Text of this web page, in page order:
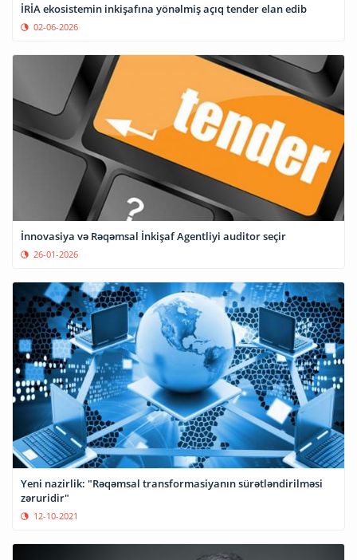
İRİA ekosistemin inkişafına yönəlmiş açıq tender elan edib
02-06-2026
İnnovasiya və Rəqəmsal İnkişaf Agentliyi auditor seçir
26-01-2026
Yeni nazirlik: "Rəqəmsal transformasiyanın sürətləndirilməsi
zəruridir"
12-10-2021